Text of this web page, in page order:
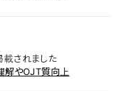
載されました
やOJT質向上